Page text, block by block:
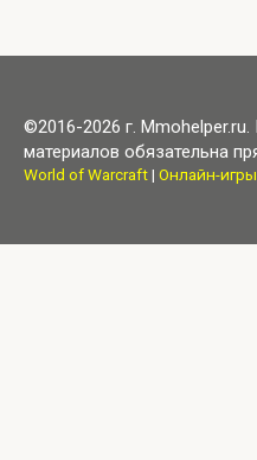
©2016-2026 г.
материалов обязательна
World of Warcraft| Онлайн-игры